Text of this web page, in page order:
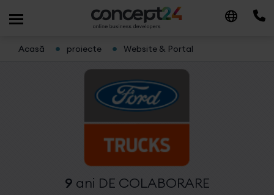
Acasă proiecte Website & Portal
9 ani DE COLABORARE